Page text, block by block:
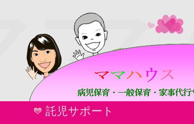
マ
託児サポート